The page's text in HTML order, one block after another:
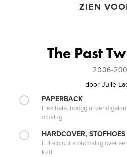
ZIEN
The Past
2006-
door Julie
PAPERBACK
Flexibele, hoogglanzend
omslag
HARDCOVER, STOFHOES
Full-colour stofomslag over
kaft